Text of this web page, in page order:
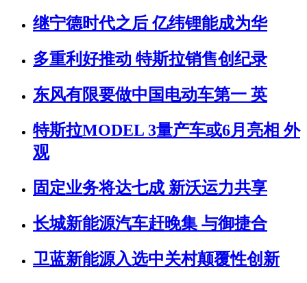
继宁德时代之后 亿纬锂能成为华
多重利好推动 特斯拉销售创纪录
东风有限要做中国电动车第一 英
特斯拉MODEL 3量产车或6月亮相 外
观
固定业务将达七成 新沃运力共享
长城新能源汽车赶晚集 与御捷合
卫蓝新能源入选中关村颠覆性创新